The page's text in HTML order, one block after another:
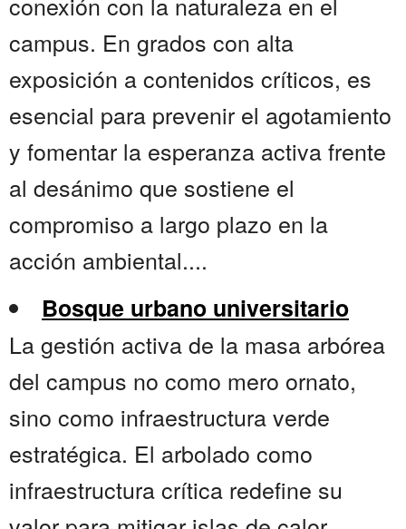
campus. En grados con alta
exposición a contenidos críticos, es
esencial para prevenir el agotamiento
y fomentar la esperanza activa frente
al desánimo que sostiene el
compromiso a largo plazo en la
acción ambiental....
Bosque urbano universitario
La gestión activa de la masa arbórea
del campus no como mero ornato,
sino como infraestructura verde
estratégica. El arbolado como
infraestructura crítica redefine su